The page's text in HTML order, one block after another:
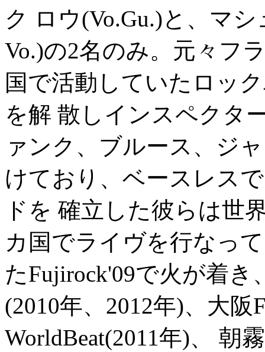
ク ロウ(Vo.Gu.)と、マ
Vo.)の2名のみ。元々フ
国で活動していたロッ
を解 散しインスペクタ
ァンク、ブルース、ジ
けており、ベースレス
ドを 確立した彼らは世
カ国でライヴを行なっ
たFujirock'09で火が着
(2010年、2012年)、大阪
WorldBeat(2011年)、 朝